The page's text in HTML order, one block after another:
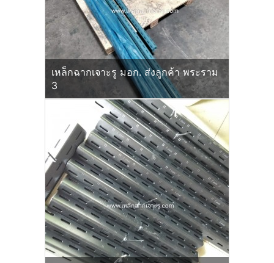
เหล็กฉากเจาะรู มอก. ส่งลูกค้า พระราม
3